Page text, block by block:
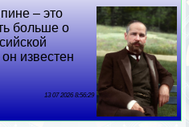
– это
больше о
известен
13 07 2026 8:56:29